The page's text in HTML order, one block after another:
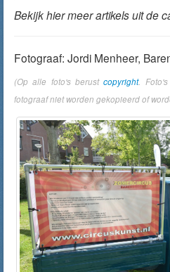
Bekijk hier meer artikels uit de
Fotograaf: Jordi Menheer,
(Op alle foto's berustcopyright.
fotograaf niet worden gekopieerd of